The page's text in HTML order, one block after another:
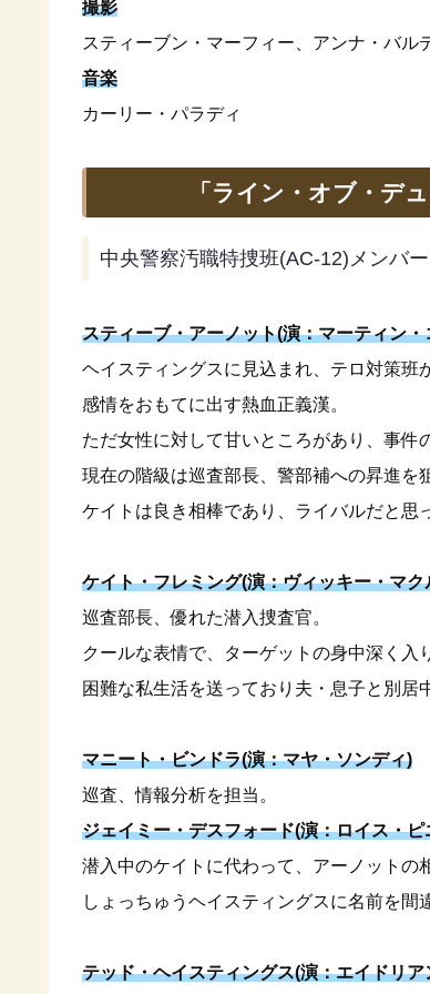
撮影
スティーブン・マーフィー、アンナ・バル
音楽
カーリー・パラディ
「ライン・オブ・デ
中央警察汚職特捜班(AC-12)メンバー
スティーブ・アーノット(演：マーティン・
ヘイスティングスに見込まれ、テロ対策班
感情をおもてに出す熱血正義漢。
ただ女性に対して甘いところがあり、事件
現在の階級は巡査部長、警部補への昇進を
ケイトは良き相棒であり、ライバルだと思
ケイト・フレミング(演：ヴィッキー・マク
巡査部長、優れた潜入捜査官。
クールな表情で、ターゲットの身中深く入
困難な私生活を送っており夫・息子と別居
マニート・ビンドラ(演：マヤ・ソンディ)
巡査、情報分析を担当。
ジェイミー・デスフォード(演：ロイス・ピ
潜入中のケイトに代わって、アーノットの
しょっちゅうヘイスティングスに名前を間
テッド・ヘイスティングス(演：エイドリア